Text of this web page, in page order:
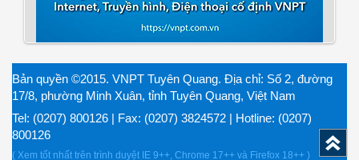
Bản quyền ©2015. VNPT Tuyên Quang. Địa chỉ: Số 2, đường
17/8, phường Minh Xuân, tỉnh Tuyên Quang, Việt Nam
Tel: (0207) 800126 | Fax: (0207) 3824572 | Hotline: (0207)
800126
( Xem tốt nhất trên trình duyệt IE 9++, Chrome 17++ và Firefox 18++ )